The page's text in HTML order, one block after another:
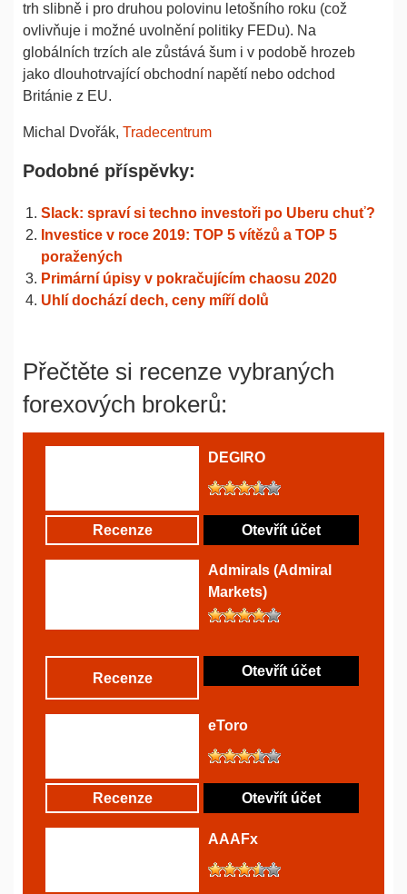
trh slibně i pro druhou polovinu letošního roku (což
ovlivňuje i možné uvolnění politiky FEDu). Na
globálních trzích ale zůstává šum i v podobě hrozeb
jako dlouhotrvající obchodní napětí nebo odchod
Británie z EU.
Michal Dvořák, Tradecentrum
Podobné příspěvky:
Slack: spraví si techno investoři po Uberu chuť?
Investice v roce 2019: TOP 5 vítězů a TOP 5
poražených
Primární úpisy v pokračujícím chaosu 2020
Uhlí dochází dech, ceny míří dolů
Přečtěte si recenze vybraných
forexových brokerů:
DEGIRO
Recenze Otevřít účet
Admirals (Admiral
Markets)
Recenze Otevřít účet
eToro
Recenze Otevřít účet
AAAFx